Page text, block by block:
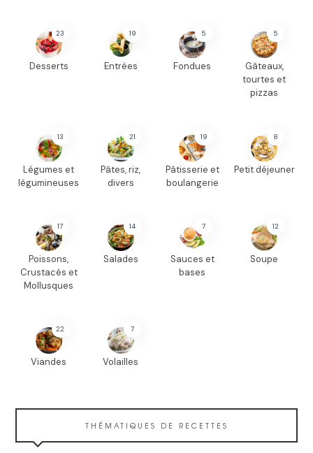
23
Desserts
19
Entrées
5
Fondues
5
Gâteaux,
tourtes et
pizzas
13
Légumes et
légumineuses
21
Pâtes, riz,
divers
19
Pâtisserie et
boulangerie
8
Petit déjeuner
17
Poissons,
Crustacés et
Mollusques
14
Salades
7
Sauces et
bases
12
Soupe
22
Viandes
7
Volailles
THÉMATIQUES DE RECETTES